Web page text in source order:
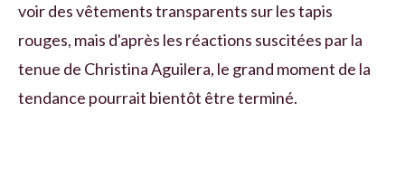
voir des vêtements transparents sur les tapis
rouges, mais d'après les réactions suscitées par la
tenue de Christina Aguilera, le grand moment de la
tendance pourrait bientôt être terminé.